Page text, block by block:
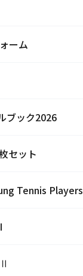
ーム
ブック2026
セット
Tennis Players